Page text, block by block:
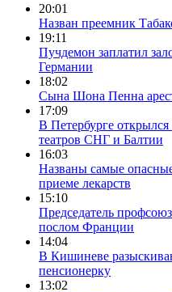
20:01
Назван преемник
19:11
Пучдемон заплатил
Германии
18:02
Сына Шона Пенна
17:09
В Петербурге
театров СНГ и Балтии
16:03
Названы самые
приеме лекарств
15:10
Председатель
послом Франции
14:04
В Кишиневе
пенсионерку
13:02